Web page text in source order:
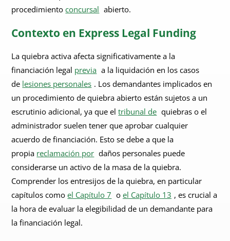
procedimientoconcursal abierto.
Contexto en Express Legal Funding
La quiebra activa afecta significativamente a la
financiación legal previa a la liquidación en los casos
de lesiones personales . Los demandantes implicados en
un procedimiento de quiebra abierto están sujetos a un
escrutinio adicional, ya que eltribunal de quiebras o el
administrador suelen tener que aprobar cualquier
acuerdo de financiación. Esto se debe a que la
propia reclamación por daños personales puede
considerarse un activo de la masa de la quiebra.
Comprender los entresijos de la quiebra, en particular
capítulos comoel Capítulo 7 oel Capítulo 13 , es crucial a
la hora de evaluar la elegibilidad de un demandante para
la financiación legal.